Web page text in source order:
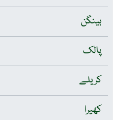
بینگن
پالک
کریلے
کھیرا